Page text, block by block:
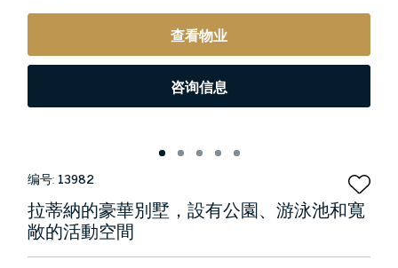
查看物业
咨询信息
编号: 13982
拉蒂納的豪華別墅，設有公園、游泳池和寬
敞的活動空間